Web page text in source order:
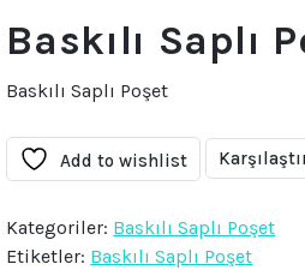
Baskılı Saplı
Baskılı Saplı Poşet
Add to wishlist
Kategoriler: Baskılı Saplı Poşet
Etiketler: Baskılı Saplı Poşet